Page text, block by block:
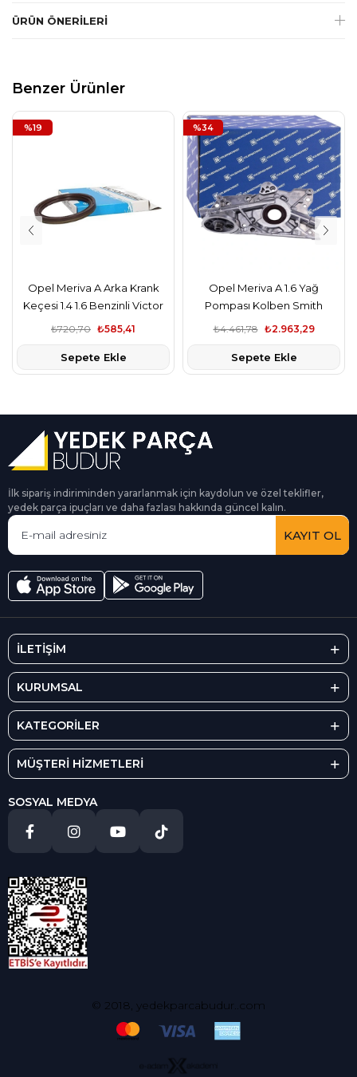
ÜRÜN ÖNERILERI
Benzer Ürünler
Opel Meriva A Arka Krank
Keçesi 1.4 1.6 Benzinli Victor
Reinz,₺585,41
₺720,70
Sepete Ekle
%19
Opel Meriva A 1.6 Yağ
Pompası Kolben Smith
₺2.963,29
₺4.461,78
Sepete Ekle
%34
İlk sipariş indiriminden yararlanmak için kaydolun ve özel teklifler,
yedek parça ipuçları ve daha fazlası hakkında güncel kalın.
KAYIT OL
İLETİŞİM
KURUMSAL
KATEGORİLER
MÜŞTERİ HİZMETLERİ
SOSYAL MEDYA
© 2018, yedekparcabudur..com